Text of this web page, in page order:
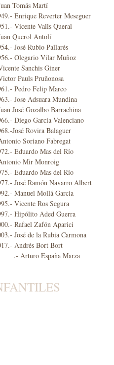
Tomás Martí
Enrique Reverter Meseguer
Vicente Valls Queral
Querol Antolí
José Rubio Pallarés
Olegario Vilar Muñoz
Sanchis Giner
Pauls Pruñonosa
Pedro Felip Marco
Jose Adsuara Mundina
José Gozalbo Barrachina
Diego Garcia Valenciano
José Rovira Balaguer
Soriano Fabregat
Eduardo Mas del Río
Mir Monroig
Eduardo Mas del Río
José Ramón Navarro Albert
Manuel Mollá Garcia
Vicente Ros Segura
Hipólito Aded Guerra
Rafael Zafón Aparici
José de la Rubia Carmona
Andrés Bort Bort
Arturo España Marza